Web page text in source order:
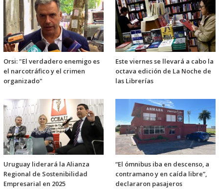
Orsi: "El verdadero enemigo es
el narcotráfico y el crimen
organizado"
Este viernes se llevará a cabo la
octava edición de La Noche de
las Librerías
Uruguay liderará la Alianza
Regional de Sostenibilidad
Empresarial en 2025
“El ómnibus iba en descenso, a
contramano y en caída libre”,
declararon pasajeros